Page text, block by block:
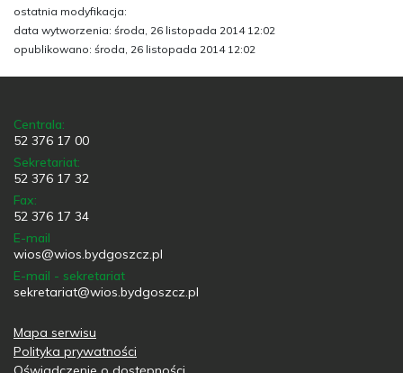
ostatnia modyfikacja:
data wytworzenia: środa, 26 listopada 2014 12:02
opublikowano: środa, 26 listopada 2014 12:02
Centrala:
52 376 17 00
Sekretariat:
52 376 17 32
Fax:
52 376 17 34
E-mail
wios@wios.bydgoszcz.pl
E-mail - sekretariat
sekretariat@wios.bydgoszcz.pl
Mapa serwisu
Polityka prywatności